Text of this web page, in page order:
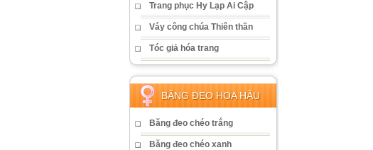
Trang phục Hy Lạp Ai Cập
Váy công chúa Thiên thần
Tóc giả hóa trang
BĂNG ĐEO HOA HẬU
Băng đeo chéo trắng
Băng đeo chéo xanh